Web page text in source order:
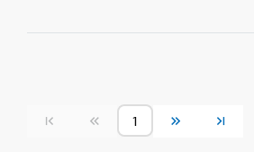
von House of Cards zu sehen. 2018
brachte ihr eine Nominierung für
oder Fernsehfilm ein.Vorherige Seite Nächste Seite